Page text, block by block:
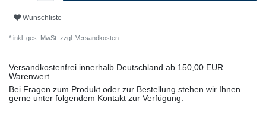
Wunschliste
* inkl. ges. MwSt. zzgl. Versandkosten
Versandkostenfrei innerhalb Deutschland ab 150,00 EUR
Warenwert.
Bei Fragen zum Produkt oder zur Bestellung stehen wir Ihnen
gerne unter folgendem Kontakt zur Verfügung: